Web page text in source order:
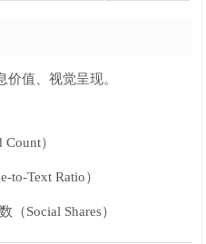
价值、视觉呈现。
）
to-Text Ratio）
（Social Shares）